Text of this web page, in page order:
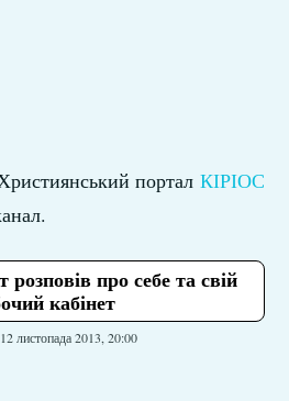
портал КІРІОС
про себе та свій
кабінет
листопада 2013, 20:00